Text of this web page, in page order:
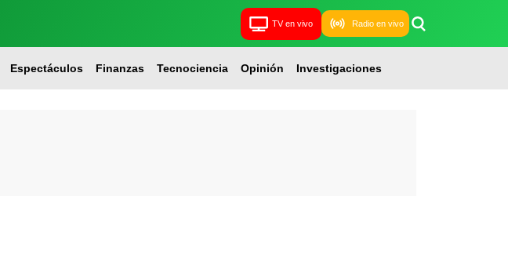
TV en vivo Radio en vivo
Espectáculos Finanzas Tecnociencia Opinión Investigaciones